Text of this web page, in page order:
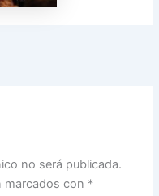
no será publicada.
marcados con *